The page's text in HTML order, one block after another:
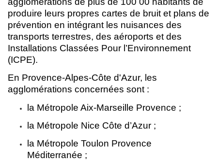
produire leurs propres cartes de bruit et plans de
prévention en intégrant les nuisances des
transports terrestres, des aéroports et des
Installations Classées Pour l’Environnement
(ICPE).
En Provence-Alpes-Côte d'Azur, les
agglomérations concernées sont :
la Métropole Aix-Marseille Provence ;
la Métropole Nice Côte d’Azur ;
la Métropole Toulon Provence
Méditerranée ;